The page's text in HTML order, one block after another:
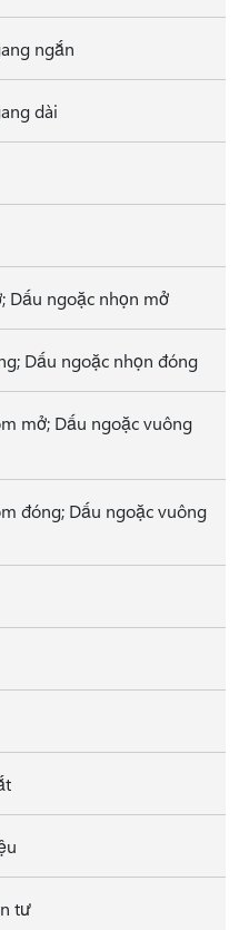
ngắn
dài
Dấu ngoặc nhọn mở
Dấu ngoặc nhọn đóng
mở; Dấu ngoặc vuông
đóng; Dấu ngoặc vuông
tư